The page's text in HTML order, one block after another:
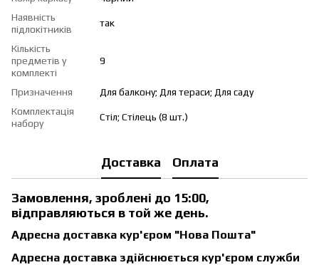
Наявність
підлокітників
так
Кількість
предметів у
комплекті
9
Призначення
Для балкону; Для тераси; Для саду
Комплектація
набору
Стіл; Стілець (8 шт.)
Доставка Оплата
Замовлення, зроблені до 15:00,
відправляються в той же день.
Адресна доставка кур'єром "Нова Пошта"
Адресна доставка здійснюється кур'єром служби